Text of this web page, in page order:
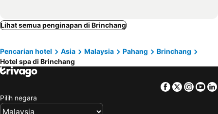
Lihat semua penginapan di Brinchang
Pencarian hotel Asia Malaysia Pahang
Brinchang
Hotel spa di Brinchang
Facebook
Twitter
Pilih negara